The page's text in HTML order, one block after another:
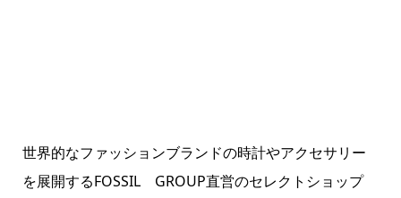
世界的なファッションブランドの時計やアクセサリー
を展開するFOSSIL GROUP直営のセレクトショップ